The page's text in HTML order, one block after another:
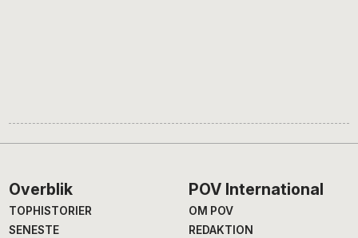
Footer
Overblik
TOPHISTORIER
SENESTE
POV International
OM POV
REDAKTION